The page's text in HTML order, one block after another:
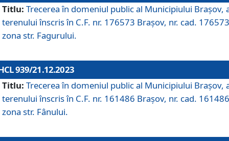
Titlu: Trecerea în domeniul public al Municipiului Braşov,
terenului înscris în C.F. nr. 176573 Brașov, nr. cad.
zona str. Fagurului.
939/21.12.2023
Titlu: Trecerea în domeniul public al Municipiului Braşov,
terenului înscris în C.F. nr. 161486 Brașov, nr. cad.
zona str. Fânului.